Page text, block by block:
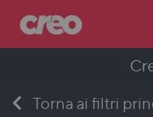
to
Torna ai filtri